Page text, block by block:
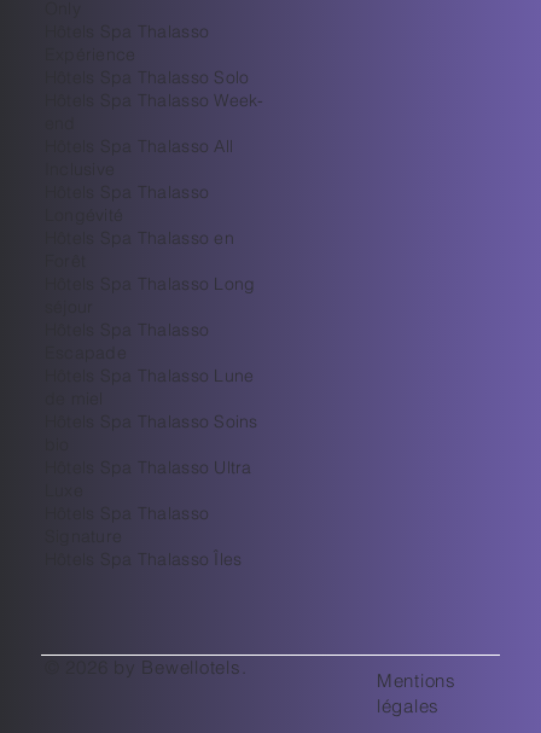
Hôtels Spa Thalasso
Expérience
Hôtels Spa Thalasso Solo
Hôtels Spa Thalasso Week-
Hôtels Spa Thalasso All
Hôtels Spa Thalasso
Hôtels Spa Thalasso en
Hôtels Spa Thalasso Long
Hôtels Spa Thalasso
Hôtels Spa Thalasso Lune
Hôtels Spa Thalasso Soins
Hôtels Spa Thalasso Ultra
​Hôtels Spa Thalasso
Hôtels Spa Thalasso Îles
© 2026 by Bewellotels.
Mentions
légales